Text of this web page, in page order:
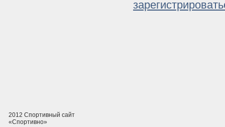
2012 Спортивный сайт
«Спортивно»